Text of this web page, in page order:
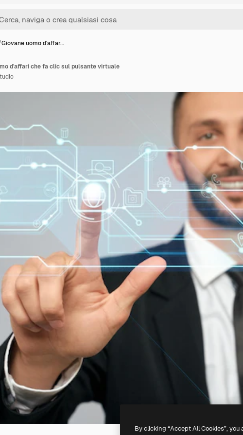
Giovane uomo d'affar…
d'affari che fa clic sul pulsante virtuale
By clicking “Accept All Cookies”,